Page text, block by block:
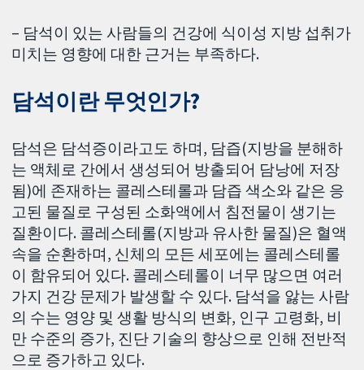
– 담석이 있는 사람들의 건강에 식이성 지방 섭취가
미치는 영향에 대한 근거는 부족하다.
담석이란 무엇인가?
담석은 담석증이라고도 하며, 담즙(지방을 분해하
는 액체로 간에서 생성되어 방출되어 담낭에 저장
됨)에 존재하는 콜레스테롤과 담즙 색소와 같은 응
고된 물질로 구성된 소화액에서 침전물이 생기는
질환이다. 콜레스테롤(지방과 유사한 물질)은 혈액
속을 순환하며, 신체의 모든 세포에는 콜레스테롤
이 함유되어 있다. 콜레스테롤이 너무 많으면 여러
가지 건강 문제가 발생할 수 있다. 담석을 앓는 사람
의 수는 영양 및 생활 방식의 변화, 인구 고령화, 비
만 수준의 증가, 진단 기술의 향상으로 인해 전반적
으로 증가하고 있다.